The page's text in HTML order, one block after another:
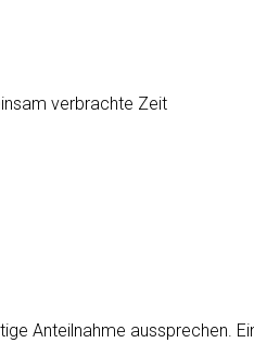
verbrachte Zeit
Anteilnahme aussprechen.